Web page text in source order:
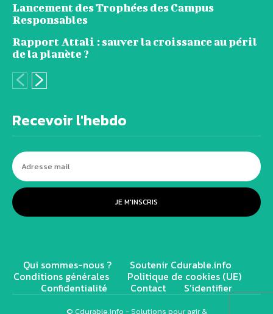
Lancement des Trophées des Campus
Responsables
Rapport Attali : sauver la croissance au péril
de la planète ?
Recevoir l'hebdo
JE M'INSCRIS
Qui sommes-nous ? Soutenir Cdurable.info
Conditions générales Politique de cookies (UE)
Confidentialité Contact S’identifier
© Cdurable.info - Solutions pour agir &